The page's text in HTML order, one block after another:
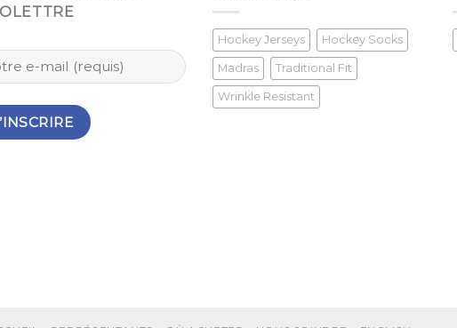
Hockey Jerseys Hockey Socks
Madras Traditional Fit
Wrinkle Resistant